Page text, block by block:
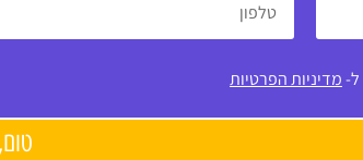
ל-מדיניות הפרטיות